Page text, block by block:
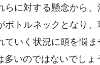
に対する懸念から、
ボトルネックとなり
ていく状況に頭を悩
多いのではないでしょ